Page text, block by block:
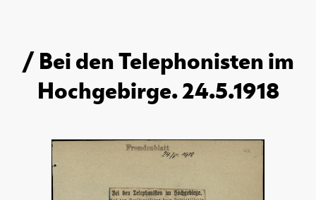
/ Bei den Telephonisten im
Hochgebirge. 24.5.1918